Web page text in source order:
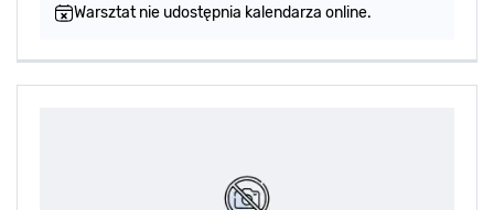
Warsztat nie udostępnia kalendarza online.